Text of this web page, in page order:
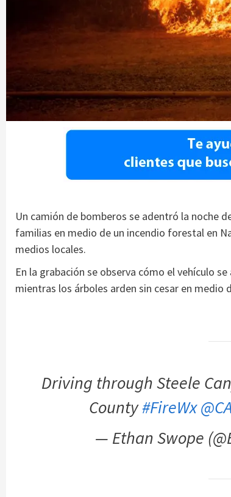
Un camión de bomberos se adentró la noche
familias en medio de un incendio forestal en
medios locales.
En la grabación se observa cómo el vehículo
mientras los árboles arden sin cesar en
Driving through Steele
County#FireWx
— Ethan Swope